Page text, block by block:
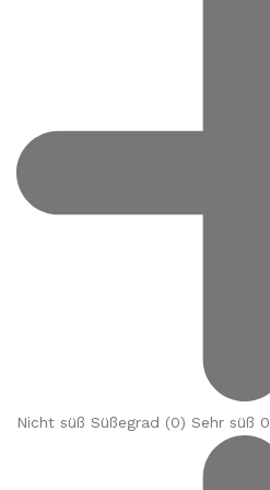
Nicht süß Süßegrad (0) Sehr süß 0